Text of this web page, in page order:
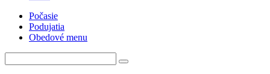
Počasie
Podujatia
Obedové menu